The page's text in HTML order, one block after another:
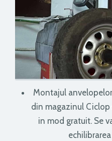
Montajul
din magazinul
in mod gratuit. Se